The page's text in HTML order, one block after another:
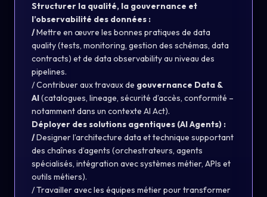
Structurer la qualité, la gouvernance et
l’observabilité des données :
/Mettre en œuvre les bonnes pratiques de data
quality (tests, monitoring, gestion des schémas, data
contracts) et de data observability au niveau des
pipelines.
/ Contribuer aux travaux de gouvernance Data &
AI(catalogues, lineage, sécurité d’accès, conformité –
notamment dans un contexte AI Act).
Déployer des solutions agentiques (AI Agents) :
/Designer l’architecture data et technique supportant
des chaînes d’agents (orchestrateurs, agents
spécialisés, intégration avec systèmes métier, APIs et
outils métiers).
/ Travailler avec les équipes métier pour transformer